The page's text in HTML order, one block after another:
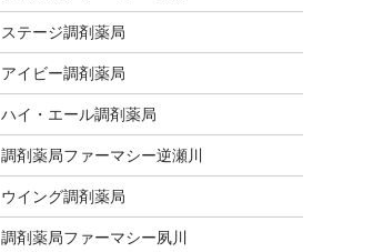
ステージ調剤薬局
アイビー調剤薬局
ハイ・エール調剤薬局
調剤薬局ファーマシー逆瀬川
ウイング調剤薬局
調剤薬局ファーマシー夙川